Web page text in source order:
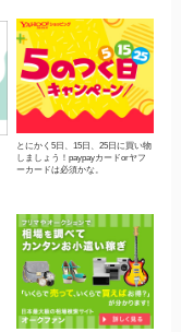
とにかく5日、15日、25日に買い物
しましょう！paypayカードorヤフ
ーカードは必須かな。